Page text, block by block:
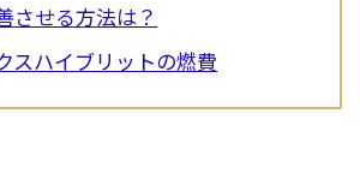
させる方法は？
スハイブリットの燃費